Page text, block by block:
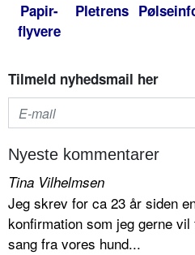
Papir-
flyvere
Pletrens
Tilmeld nyhedsmail her
Nyeste kommentarer
Tina Vilhelmsen
Jeg skrev for ca 23 år siden
konfirmation som jeg gerne
sang fra vores hund...